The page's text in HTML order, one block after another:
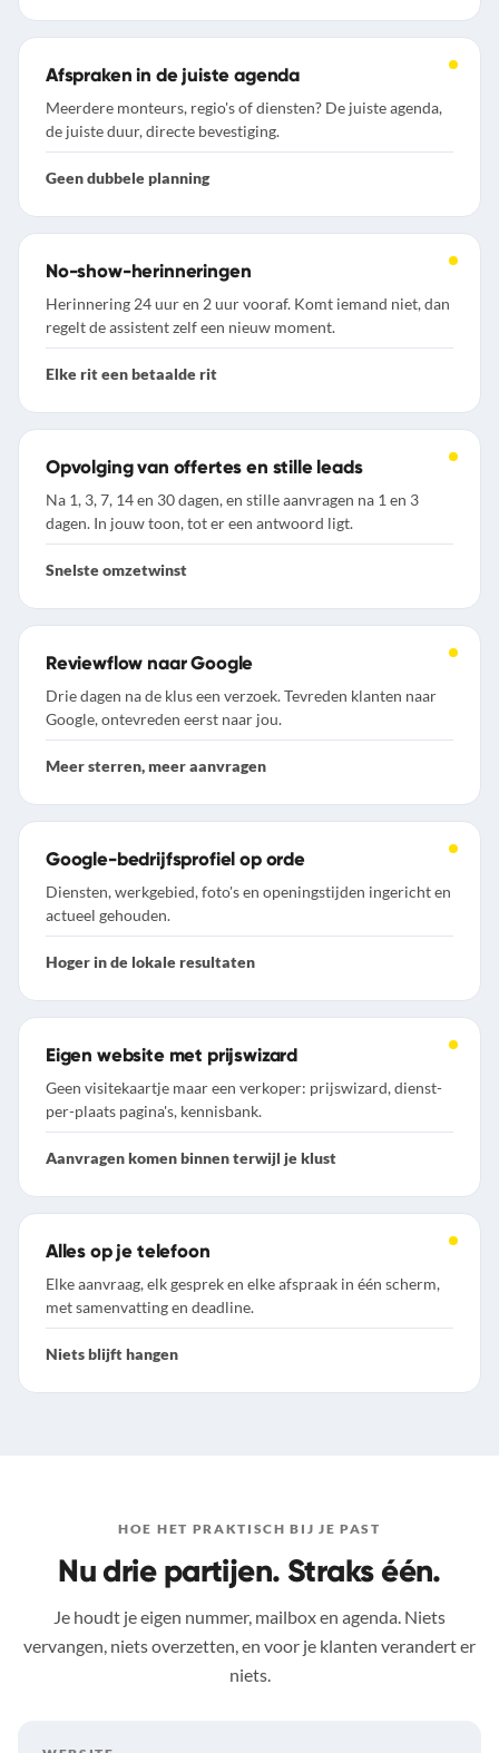
Afspraken in de juiste agenda
Meerdere monteurs, regio's of diensten? De juiste agenda,
de juiste duur, directe bevestiging.
Geen dubbele planning
No-show-herinneringen
Herinnering 24 uur en 2 uur vooraf. Komt iemand niet, dan
regelt de assistent zelf een nieuw moment.
Elke rit een betaalde rit
Opvolging van offertes en stille leads
Na 1, 3, 7, 14 en 30 dagen, en stille aanvragen na 1 en 3
dagen. In jouw toon, tot er een antwoord ligt.
Snelste omzetwinst
Reviewflow naar Google
Drie dagen na de klus een verzoek. Tevreden klanten naar
Google, ontevreden eerst naar jou.
Meer sterren, meer aanvragen
Google-bedrijfsprofiel op orde
Diensten, werkgebied, foto's en openingstijden ingericht en
actueel gehouden.
Hoger in de lokale resultaten
Eigen website met prijswizard
Geen visitekaartje maar een verkoper: prijswizard, dienst-
per-plaats pagina's, kennisbank.
Aanvragen komen binnen terwijl je klust
Alles op je telefoon
Elke aanvraag, elk gesprek en elke afspraak in één scherm,
met samenvatting en deadline.
Niets blijft hangen
HOE HET PRAKTISCH BIJ JE PAST
Nu drie partijen. Straks één.
Je houdt je eigen nummer, mailbox en agenda. Niets
vervangen, niets overzetten, en voor je klanten verandert er
niets.